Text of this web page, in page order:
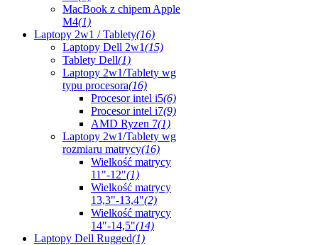
MacBook z chipem Apple
M4(1)
Laptopy 2w1 / Tablety(16)
Laptopy Dell 2w1(15)
Tablety Dell(1)
Laptopy 2w1/Tablety wg
typu procesora(16)
Procesor intel i5(6)
Procesor intel i7(9)
AMD Ryzen 7(1)
Laptopy 2w1/Tablety wg
rozmiaru matrycy(16)
Wielkość matrycy
11"-12"(1)
Wielkość matrycy
13,3"-13,4"(2)
Wielkość matrycy
14"-14,5"(14)
Laptopy Dell Rugged(1)